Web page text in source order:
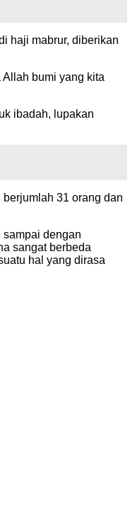
haji mabrur, diberikan
bumi yang kita
ibadah, lupakan
31 orang dan
sampai dengan
sangat berbeda
hal yang dirasa